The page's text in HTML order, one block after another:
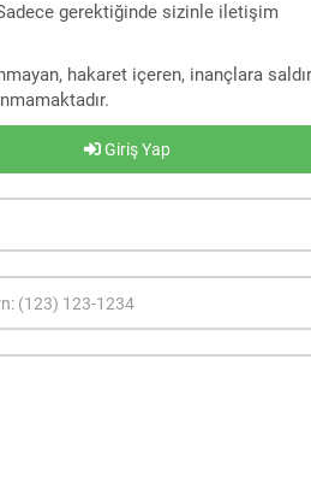
gerektiğinde sizinle iletişim
hakaret içeren, inançlara
Giriş Yap